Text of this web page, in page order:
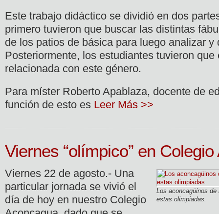
Este trabajo didáctico se dividió en dos
primero tuvieron que buscar las distintas
de los patios de básica para luego analizar y
Posteriormente, los estudiantes tuvieron
relacionada con este género.
Para míster Roberto Apablaza, docente de
función de esto es Leer Más >>
Viernes “olímpico” en
Los aconcagüinos
estas olimpiadas.
Viernes 22 de agosto.- Una
particular jornada se vivió el
día de hoy en nuestro Colegio